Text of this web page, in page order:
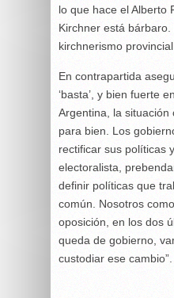
lo que hace el Alberto
Kirchner está
kirchnerismo
En contrapartida
‘basta’, y bien fuerte
Argentina, la situación
para bien. Los
rectificar sus políticas
electoralista,
definir políticas que
común. Nosotros
oposición, en los dos
queda de gobierno,
custodiar ese cambio”.